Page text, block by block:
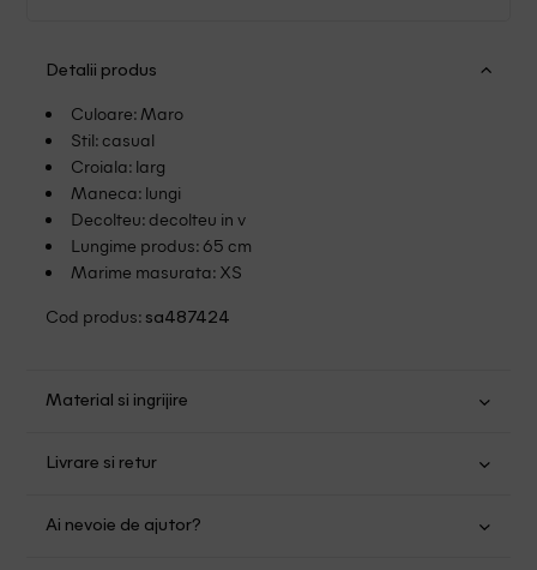
Detalii produs
Culoare: Maro
Stil: casual
Croiala: larg
Maneca: lungi
Decolteu: decolteu in v
Lungime produs: 65 cm
Marime masurata: XS
Cod produs: sa487424
Material si ingrijire
Nu folositi inalbitor
Nu uscati in uscator
Livrare si retur
mare de 149.00 lei.
Ai nevoie de ajutor?